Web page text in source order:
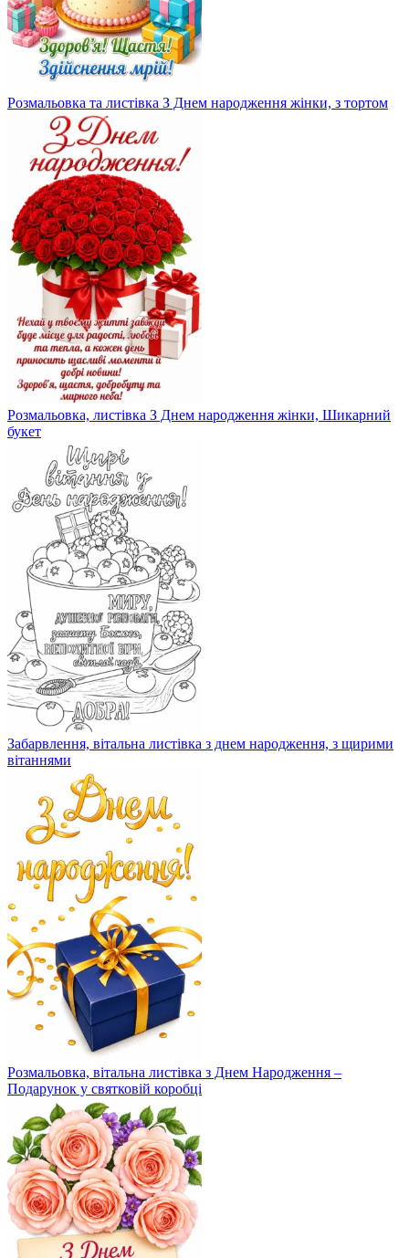
Розмальовка та листівка З Днем народження жінки, з тортом
Розмальовка, листівка З Днем народження жінки, Шикарний
букет
Забарвлення, вітальна листівка з днем ​​народження, з щирими
вітаннями
Розмальовка, вітальна листівка з Днем Народження –
Подарунок у святковій коробці